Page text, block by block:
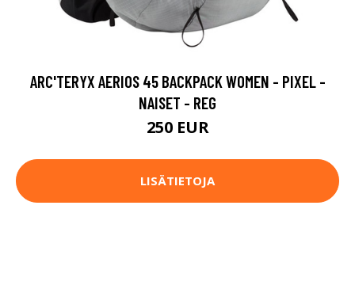
ARC'TERYX AERIOS 45 BACKPACK WOMEN - PIXEL -
NAISET - REG
250 EUR
LISÄTIETOJA